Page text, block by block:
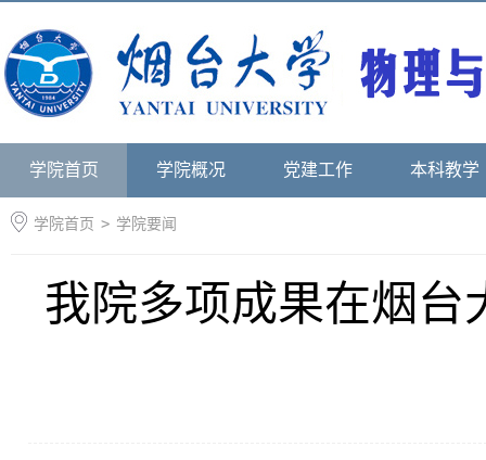
学院首页 学院概况 党建工作 本科教学
学院首页 > 学院要闻
我院多项成果在烟台